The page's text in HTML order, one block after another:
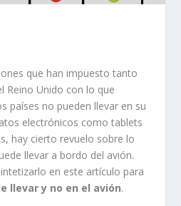
que han impuesto tanto
Reino Unido con lo que
países no pueden llevar en su
electrónicos como tablets
hay cierto revuelo sobre lo
llevar a bordo del avión.
en este artículo para
llevar y no en el avión.